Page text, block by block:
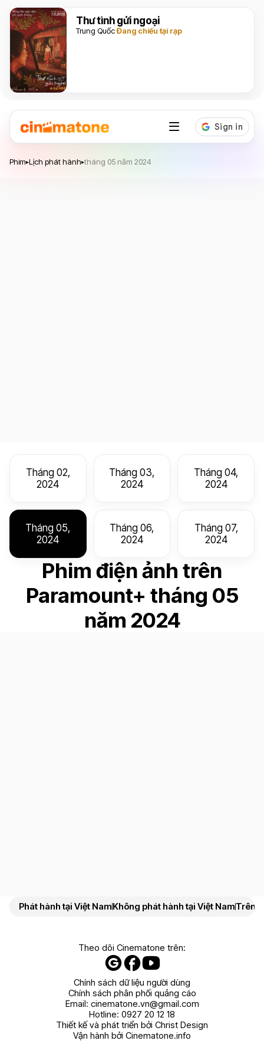
Thư tình gửi ngoại
Trung QuốcĐang chiếu tại rạp
Phim▸Lịch phát hành▸tháng 05 năm 2024
Tháng 02,
2024
Tháng 03,
2024
Tháng 04,
2024
Tháng 05,
2024
Tháng 06,
2024
Tháng 07,
2024
Phim điện ảnh trên
Paramount+ tháng 05
năm 2024
Phát hành tại Việt NamKhông phát hành tại Việt NamTrên
Theo dõi Cinematone trên:
Chính sách dữ liệu người dùng
Chính sách phân phối quảng cáo
Email: cinematone.vn@gmail.com
Hotline: 0927 20 12 18
Thiết kế và phát triển bởi Christ Design
Vận hành bởi Cinematone.info